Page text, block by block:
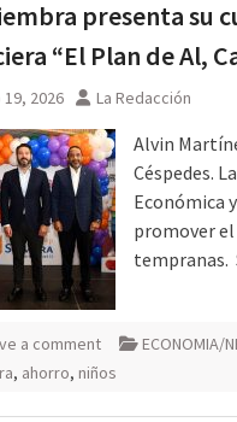
agosto
presenta su
“El Plan de Al,
2026 La Redacción
Alvin
Céspedes.
Económica
promover
tempranas.
a comment ECONOMIA/
, ahorro, niños